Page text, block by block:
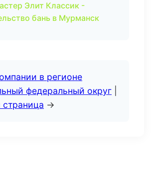
Элит Классик -
бань в Мурманск
в регионе
федеральный округ
страница →